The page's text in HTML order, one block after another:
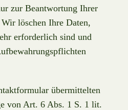
zur Beantwortung Ihrer
löschen Ihre Daten,
erforderlich sind und
übermittelten
von Art. 6 Abs. 1 S. 1 lit.